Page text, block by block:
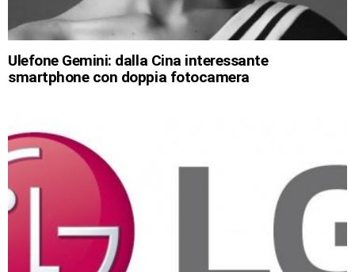
Ulefone Gemini: dalla Cina interessante
smartphone con doppia fotocamera